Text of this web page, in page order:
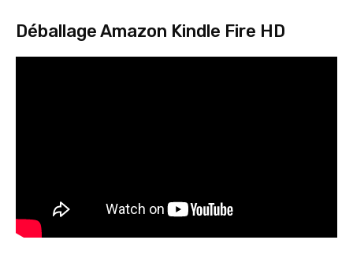
Déballage Amazon Kindle Fire HD